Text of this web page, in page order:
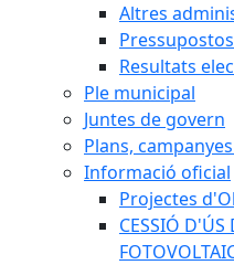
Altres
Resultats
Ple municipal
Juntes de govern
Plans,
Informació oficial
Projectes
CESSIÓ D'ÚS